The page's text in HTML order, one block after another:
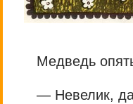
Медведь
— Невелик,